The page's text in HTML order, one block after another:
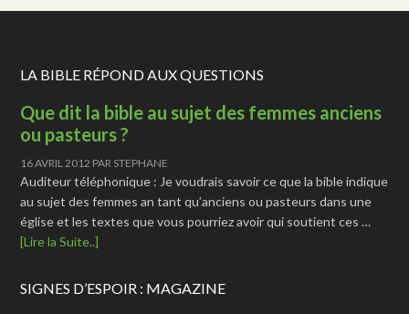
LA BIBLE RÉPOND AUX QUESTIONS
Que dit la bible au sujet des femmes anciens
ou pasteurs ?
16 AVRIL 2012 PAR STEPHANE
Auditeur téléphonique : Je voudrais savoir ce que la bible indique
au sujet des femmes an tant qu’anciens ou pasteurs dans une
église et les textes que vous pourriez avoir qui soutient ces …
[Lire la Suite..]
SIGNES D’ESPOIR : MAGAZINE